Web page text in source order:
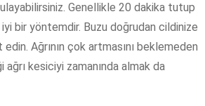
Genellikle 20 dakika tutup
bir yöntemdir. Buzu doğrudan cildinize
Ağrının çok artmasını beklemeden
kesiciyi zamanında almak da